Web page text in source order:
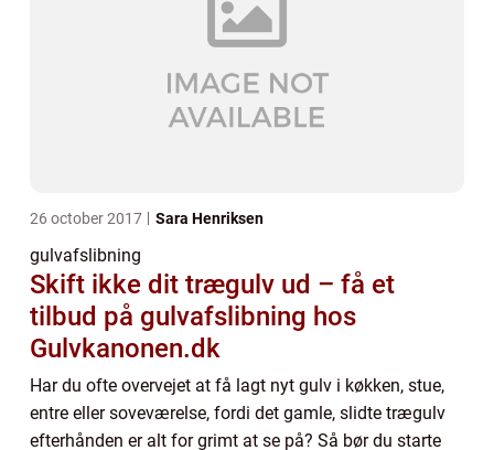
26 october 2017 Sara Henriksen
gulvafslibning
Skift ikke dit trægulv ud – få et
tilbud på gulvafslibning hos
Gulvkanonen.dk
Har du ofte overvejet at få lagt nyt gulv i køkken, stue,
entre eller soveværelse, fordi det gamle, slidte trægulv
efterhånden er alt for grimt at se på? Så bør du starte